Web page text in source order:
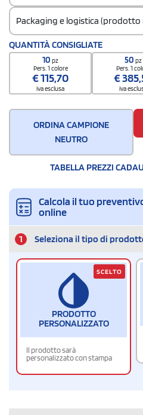
Packaging e logistica
Codice doganale
4419110000000000000000
Quantità per scatola
QUANTITÀ CONSIGLIATE
10pz
Pers. 1 colore
€115,70
iva esclusa
50pz
Pers. 1
€
iva
ORDINA CAMPIONE
NEUTRO
TABELLA PREZZI
Calcola il tuo
online
1 Seleziona il tipo di
PRODOTTO
PERSONALIZZATO
Il prodotto sarà
personalizzato con stampa
SCELTO